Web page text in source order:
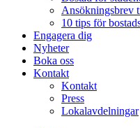
Ansökningsbrev
10 tips för
Engagera dig
Nyheter
Boka oss
Kontakt
Kontakt
Press
Lokalavdelningar